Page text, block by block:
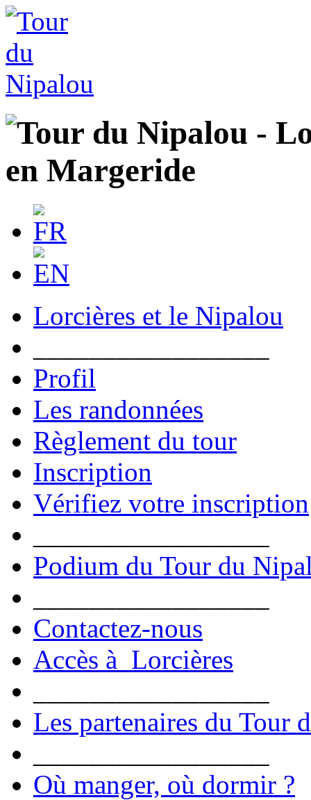
Lorcières et le Nipalou
Profil
Les randonnées
Règlement du tour
Inscription
Vérifiez votre inscription
Podium du Tour du
Contactez-nous
Accès à Lorcières
Les partenaires du Tour
Où manger, où dormir ?